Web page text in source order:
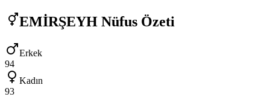
EMİRŞEYH Nüfus Özeti
Erkek
94
Kadın
93